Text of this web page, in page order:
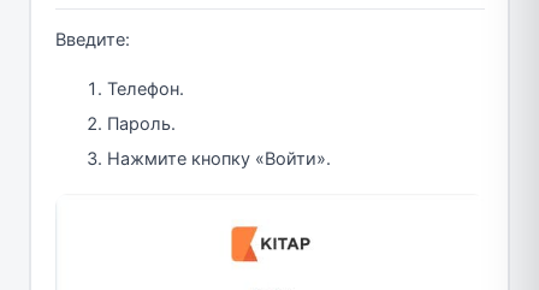
Введите:
Телефон.
Пароль.
Нажмите кнопку «Войти».